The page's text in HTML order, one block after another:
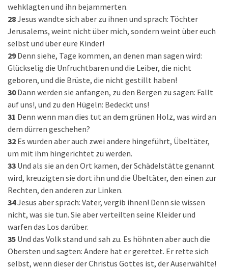
wehklagten und ihn bejammerten.
28Jesus wandte sich aber zu ihnen und sprach: Töchter
Jerusalems, weint nicht über mich, sondern weint über euch
selbst und über eure Kinder!
29 Denn siehe, Tage kommen, an denen man sagen wird:
Glückselig die Unfruchtbaren und die Leiber, die nicht
geboren, und die Brüste, die nicht gestillt haben!
30 Dann werden sie anfangen, zu den Bergen zu sagen: Fallt
auf uns!, und zu den Hügeln: Bedeckt uns!
31 Denn wenn man dies tut an dem grünen Holz, was wird an
dem dürren geschehen?
32 Es wurden aber auch zwei andere hingeführt, Übeltäter,
um mit ihm hingerichtet zu werden.
33 Und als sie an den Ort kamen, der Schädelstätte genannt
wird, kreuzigten sie dort ihn und die Übeltäter, den einen zur
Rechten, den anderen zur Linken.
34Jesus aber sprach: Vater, vergib ihnen! Denn sie wissen
nicht, was sie tun. Sie aber verteilten seine Kleider und
warfen das Los darüber.
35 Und das Volk stand und sah zu. Es höhnten aber auch die
Obersten und sagten: Andere hat er gerettet. Er rette sich
selbst, wenn dieser der Christus Gottes ist, der Auserwählte!